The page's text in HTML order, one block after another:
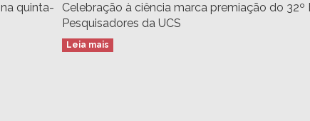
quinta-
Celebração à ciência marca premiação do 32º
Pesquisadores da UCS
Leia mais